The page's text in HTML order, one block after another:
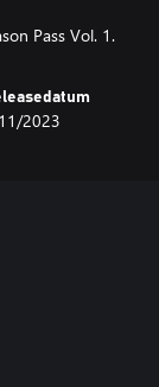
Pass Vol. 1.
2023